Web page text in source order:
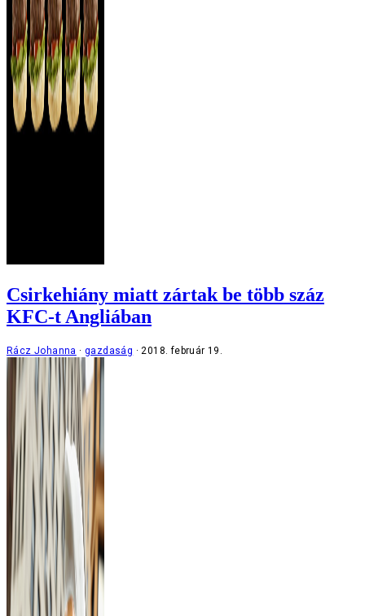
Csirkehiány miatt zártak be több száz
KFC-t Angliában
Rácz Johanna gazdaság 2018. február 19.